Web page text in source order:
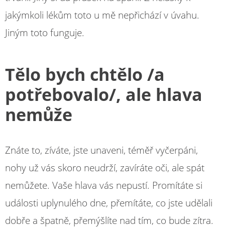
jakýmkoli lékům toto u mě nepřichází v úvahu.
Jiným toto funguje.
Tělo bych chtělo /a
potřebovalo/, ale hlava
nemůže
Znáte to, zíváte, jste unaveni, téměř vyčerpáni,
nohy už vás skoro neudrží, zavíráte oči, ale spát
nemůžete. Vaše hlava vás nepustí. Promítáte si
události uplynulého dne, přemítáte, co jste udělali
dobře a špatně, přemýšlíte nad tím, co bude zítra.